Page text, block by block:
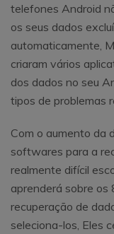
telefones Android
os seus dados
automaticamente,
criaram vários
dos dados no seu
tipos de problemas
Com o aumento da
softwares para a
realmente difícil
aprenderá sobre os
recuperação de
seleciona-los, Eles